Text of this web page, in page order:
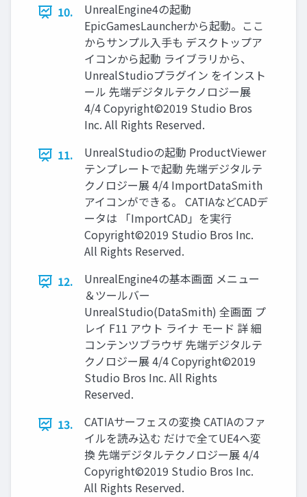
10.
UnrealEngine4の起動
EpicGamesLauncherから起動。ここ
からサンプル入手も デスクトップア
イコンから起動 ライブラリから、
UnrealStudioプラグイン をインスト
ール 先端デジタルテクノロジー展
4/4 Copyright©2019 Studio Bros
Inc. All Rights Reserved.
11.
UnrealStudioの起動 ProductViewer
テンプレートで起動 先端デジタルテ
クノロジー展 4/4 ImportDataSmith
アイコンができる。 CATIAなどCADデ
ータは 「ImportCAD」を実行
Copyright©2019 Studio Bros Inc.
All Rights Reserved.
12.
UnrealEngine4の基本画面 メニュー
＆ツールバー
UnrealStudio(DataSmith) 全画面 プ
レイ F11 アウト ライナ モード 詳 細
コンテンツブラウザ 先端デジタルテ
クノロジー展 4/4 Copyright©2019
Studio Bros Inc. All Rights
Reserved.
13.
CATIAサーフェスの変換 CATIAのファ
イルを読み込む だけで全てUE4へ変
換 先端デジタルテクノロジー展 4/4
Copyright©2019 Studio Bros Inc.
All Rights Reserved.